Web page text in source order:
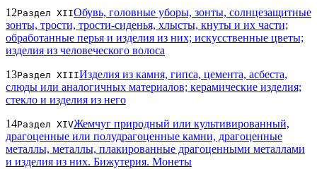
12Раздел XIIОбувь, головные уборы, зонты, солнцезащитные
зонты, трости, трости-сиденья, хлысты, кнуты и их части;
обработанные перья и изделия из них; искусственные цветы;
изделия из человеческого волоса
13Раздел XIIIИзделия из камня, гипса, цемента, асбеста,
слюды или аналогичных материалов; керамические изделия;
стекло и изделия из него
14Раздел XIVЖемчуг природный или культивированный,
драгоценные или полудрагоценные камни, драгоценные
металлы, металлы, плакированные драгоценными металлами
и изделия из них. Бижутерия. Монеты